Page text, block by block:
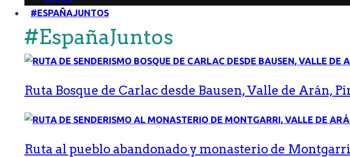
#ESPAÑAJUNTOS
#EspañaJuntos
Ruta Bosque de Carlac desde Bausen, Valle de Arán,
Ruta al pueblo abandonado y monasterio de